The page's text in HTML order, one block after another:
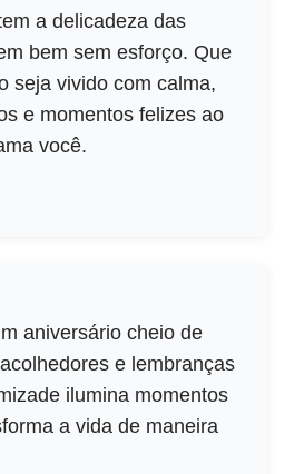
a delicadeza das
bem sem esforço. Que
seja vivido com calma,
e momentos felizes ao
você.
aniversário cheio de
e lembranças
ilumina momentos
a vida de maneira